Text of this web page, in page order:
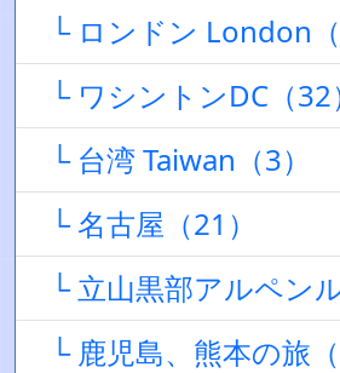
└ ロンドン London（
└ ワシントンDC（32
└ 台湾 Taiwan（3）
└ 名古屋（21）
└ 立山黒部アルペン
└ 鹿児島、熊本の旅（